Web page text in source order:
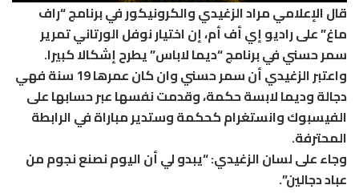
قال الإعلامي مراد الزغيدي والكرونيكور في برنامج “راف
ماغ” على راديو إي أف أم، إن اختيار نوفل الورتاني تمرير
سمر حسني في برنامج “ديما لاباس” يطرح إشكالا كبيرا.
واعتبر الزغيدي أن سمر حسني وان كان عمرها 19 سنة فهي
دجالة وديما لابسة حكمة، وقدمت نفسها عبر حسابها على
الفيسبوك وانستغرام كحكمة وستدير مباراة في الرابطة
المحترفة.
وجاء على لسان الزغيدي: “يبدو لي أن اليوم نصنع نجوم من
عباد دجالين”.